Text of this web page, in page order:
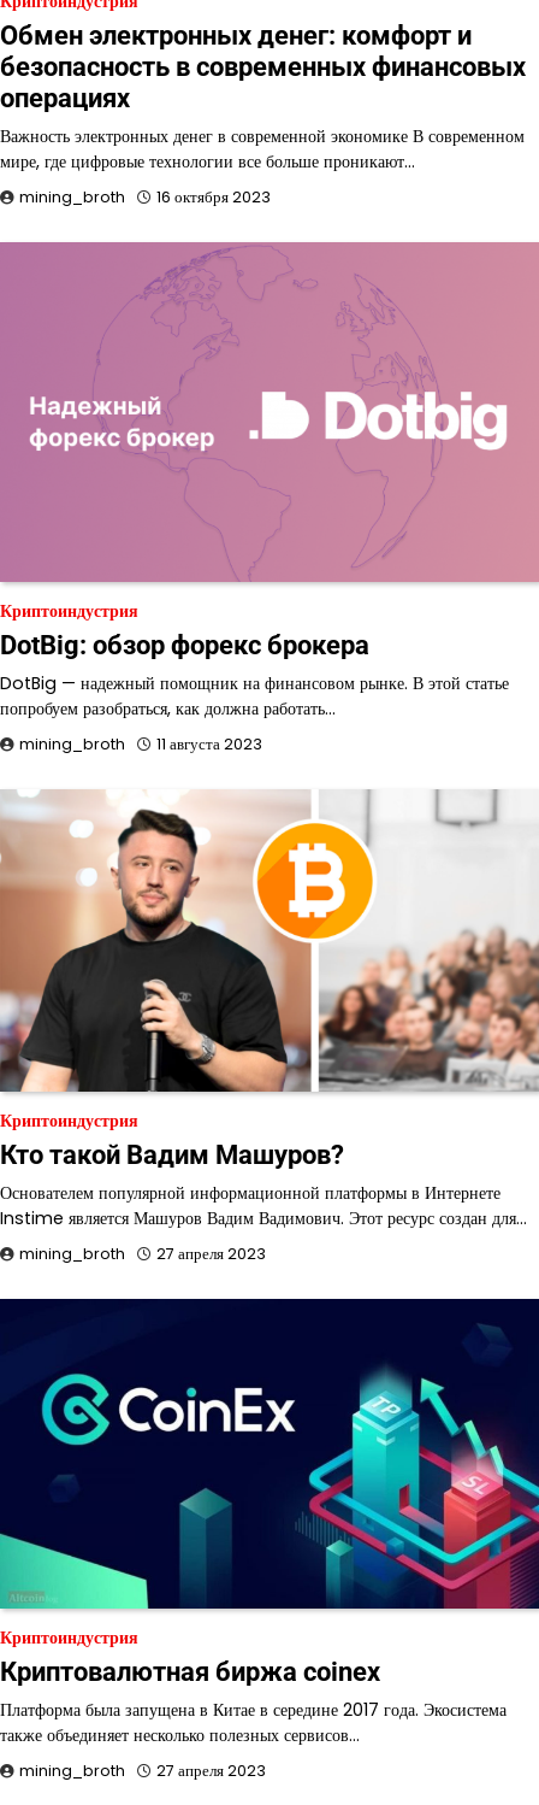
Обмен электронных денег: комфорт и
безопасность в современных финансовых
операциях
Важность электронных денег в современной экономике В современном
мире, где цифровые технологии все больше проникают…
mining_broth 16 октября 2023
Криптоиндустрия
DotBig: обзор форекс брокера
DotBig — надежный помощник на финансовом рынке. В этой статье
попробуем разобраться, как должна работать…
mining_broth 11 августа 2023
Криптоиндустрия
Кто такой Вадим Машуров?
Основателем популярной информационной платформы в Интернете
Instime является Машуров Вадим Вадимович. Этот ресурс создан для…
mining_broth 27 апреля 2023
Криптоиндустрия
Криптовалютная биржа coinex
Платформа была запущена в Китае в середине 2017 года. Экосистема
также объединяет несколько полезных сервисов…
mining_broth 27 апреля 2023